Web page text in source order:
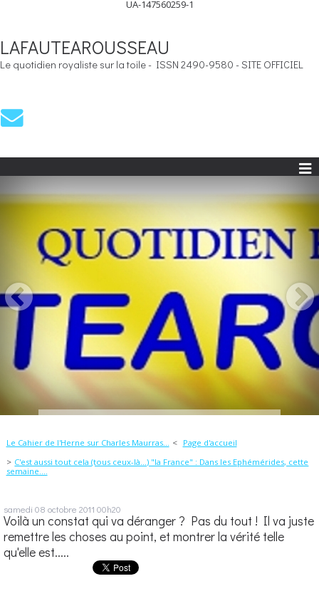
UA-147560259-1
LAFAUTEAROUSSEAU
Le quotidien royaliste sur la toile - ISSN 2490-9580 - SITE OFFICIEL
Le Cahier de l'Herne sur Charles Maurras...
Page d'accueil
C'est aussi tout cela (tous ceux-là...) "la France" : Dans les Ephémérides, cette
semaine....
samedi 08 octobre 2011 00h20
Voilà un constat qui va déranger ? Pas du tout ! Il va juste
remettre les choses au point, et montrer la vérité telle
qu'elle est.....